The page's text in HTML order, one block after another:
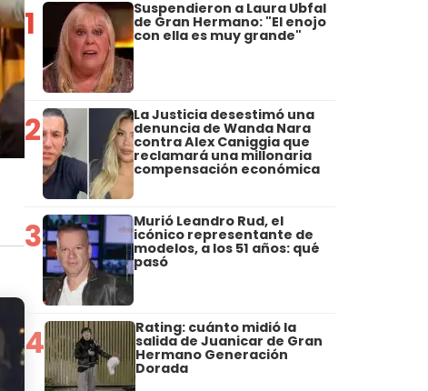
1 Suspendieron a Laura Ubfal
de Gran Hermano: "El enojo
con ella es muy grande"
2 La Justicia desestimó una
denuncia de Wanda Nara
contra Alex Caniggia que
reclamará una millonaria
compensación económica
3 Murió Leandro Rud, el
icónico representante de
modelos, a los 51 años: qué
pasó
4 Rating: cuánto midió la
salida de Juanicar de Gran
Hermano Generación
Dorada